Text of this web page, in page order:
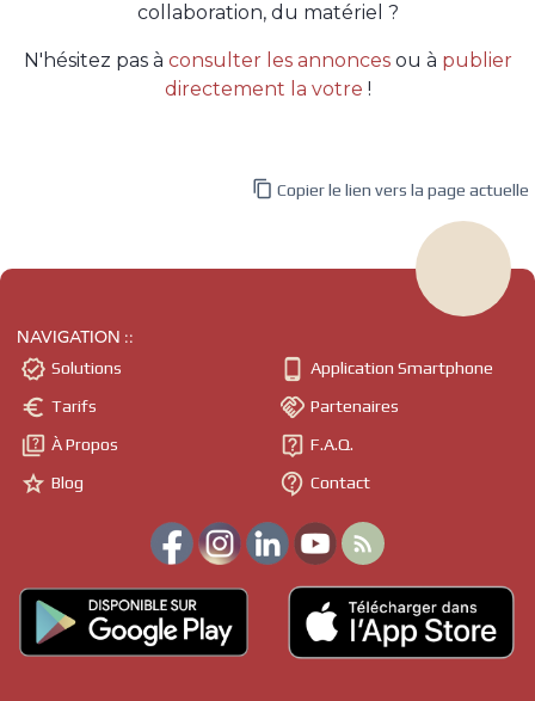
collaboration, du matériel ?
N'hésitez pas à consulter les annoncesou à publier
directement la votre !
 Copier le lien vers la page actuelle
NAVIGATION ::
 Solutions
 Tarifs
 À Propos
 Blog
 Application Smartphone
 Partenaires
 F.A.Q.
 Contact
